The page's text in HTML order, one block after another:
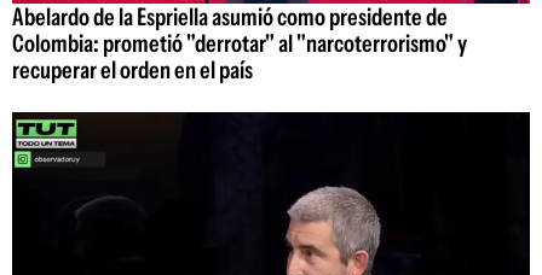
Abelardo de la Espriella asumió como presidente de
Colombia: prometió "derrotar" al "narcoterrorismo" y
recuperar el orden en el país